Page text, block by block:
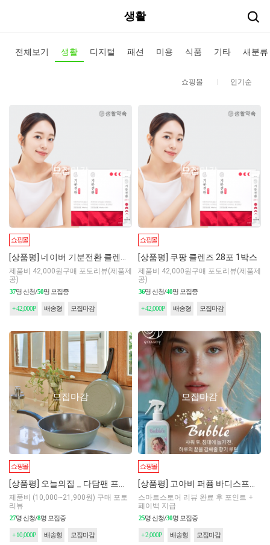
생활
전체보기 생활 디지털 패션 미용 식품 기타 새분류
쇼핑몰 인기순
모집마감
쇼핑몰
제품비 42,000원구매 포토리뷰(제품제
공)
37명 신청/50명 모집중
+ 42,000P 배송형 모집마감
모집마감
쇼핑몰
[상품평] 쿠팡 클렌즈 28포 1박스
제품비 42,000원구매 포토리뷰(제품제
공)
36명 신청/40명 모집중
+ 42,000P 배송형 모집마감
모집마감
쇼핑몰
제품비 (10,000~21,900원) 구매 포토
리뷰
27명 신청/8명 모집중
+ 10,000P 배송형 모집마감
모집마감
쇼핑몰
스마트스토어 리뷰 완료 후 포인트 +
페이백 지급
25명 신청/30명 모집중
+ 2,000P 배송형 모집마감